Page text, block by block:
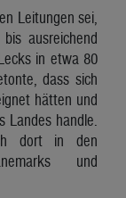
Leitungen sei,
ausreichend
in etwa 80
dass sich
hätten und
handle.
dort in den
und